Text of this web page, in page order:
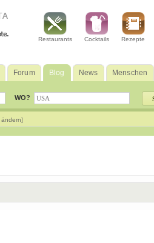
Restaurants Cocktails Rezepte
Forum Blog News Menschen
WO?